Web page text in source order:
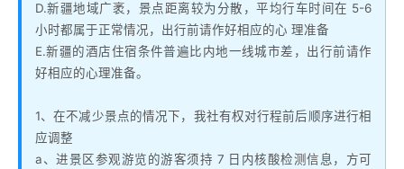
D.新疆地域广袤，景点距离较为分散，平均行车时间在 5-6
小时都属于正常情况，出行前请作好相应的心 理准备
E.新疆的酒店住宿条件普遍比内地一线城市差，出行前请作
好相应的心理准备。
1、在不减少景点的情况下，我社有权对行程前后顺序进行相
应调整
a、进景区参观游览的游客须持 7 日内核酸检测信息，方可